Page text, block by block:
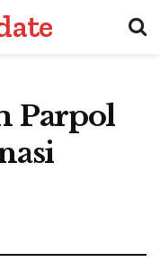
Parpol